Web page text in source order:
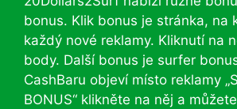
bonus. Klik bonus je stránka, na
každý nové reklamy. Kliknutí na
body. Další bonus je surfer
CashBaru objeví místo reklamy
BONUS“ klikněte na něj a